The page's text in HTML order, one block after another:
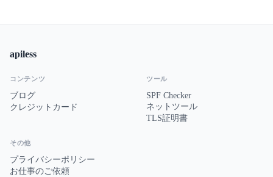
apiless
コンテンツ
ブログ
クレジットカード
ツール
SPF Checker
ネットツール
TLS証明書
その他
プライバシーポリシー
お仕事のご依頼